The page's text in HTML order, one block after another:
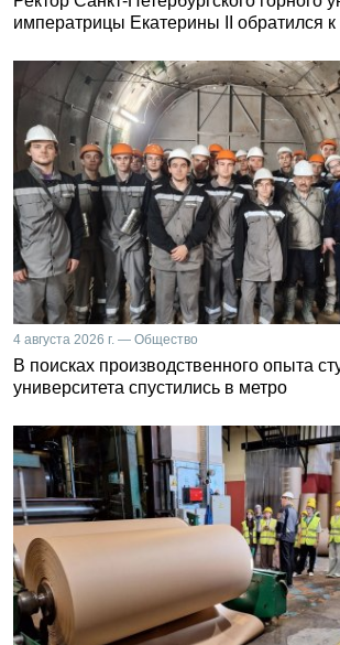
императрицы Екатерины II обратился к
4 августа 2026 г. — Общество
В поисках производственного опыта
университета спустились в метро